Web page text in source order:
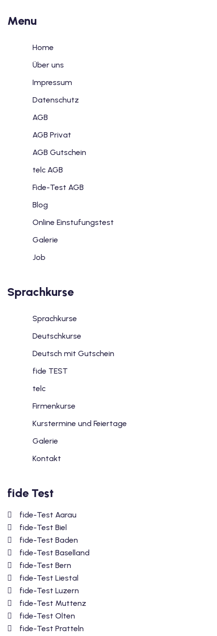
Menu
Home
Über uns
Impressum
Datenschutz
AGB
AGB Privat
AGB Gutschein
telc AGB
Fide-Test AGB
Blog
Online Einstufungstest
Galerie
Job
Sprachkurse
Sprachkurse
Deutschkurse
Deutsch mit Gutschein
fide TEST
telc
Firmenkurse
Kurstermine und Feiertage
Galerie
Kontakt
fide Test
fide-Test Aarau
fide-Test Biel
fide-Test Baden
fide-Test Baselland
fide-Test Bern
fide-Test Liestal
fide-Test Luzern
fide-Test Muttenz
fide-Test Olten
fide-Test Pratteln